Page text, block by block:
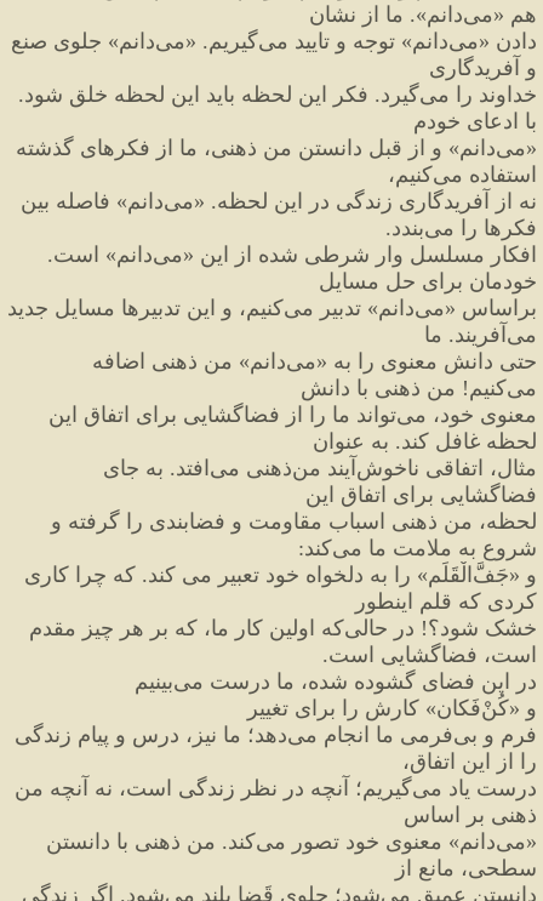
هم «میدانم». ما از نشان
دادن «میدانم» توجه و تایید میگیریم. «میدانم»
و آفریدگاری
خداوند را می
با ادعای خودم
«میدانم»
استفاده میکنیم،
نه از آفریدگاری زندگی در این لحظه. «میدانم»
فکرها را میبندد.
افکار مسلسل وار شرطی شده از این «میدانم»
خودمان برای حل مسایل
براساس «میدانم» تدبیر می
میآفریند. ما
حتی دانش معنوی را به «میدانم»
میکنیم ! من ذهنی با دانش
معنوی خود، می
لحظه غافل کند. به عنوان
مثال، اتفاقی ناخوشآیند منذهنی می
فضاگشایی برای اتفاق این
لحظه،
شروع به ملامت ما میکند:
و «جَفَّالْقَلَم»
کردی که قلم اینطور
خشک شود؟! در حالی
است، فضاگشایی است.
در این فضای گشوده شده، ما درست می
و «کُنْفَکان» کارش را برای تغییر
فرم و بیفرمی ما انجام می
را از این اتفاق،
درست یاد می
ذهنی بر اساس
«میدانم» معنوی خود تصور می
سطحی، مانع از
دانستن عمیق میشود؛ جلوی قَضا بلند می